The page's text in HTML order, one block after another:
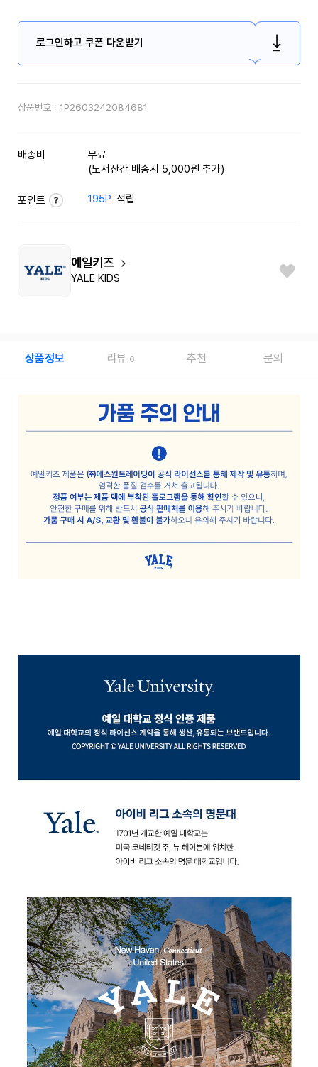
로그인하고 쿠폰 다운받기
상품번호 : 1P2603242084681
배송비
무료
(도서산간 배송시 5,000원 추가)
포인트 195P 적립
예일키즈
YALE KIDS
상품정보 리뷰 0 추천 문의